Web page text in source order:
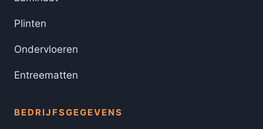
Plinten
Ondervloeren
Entreematten
BEDRIJFSGEGEVENS